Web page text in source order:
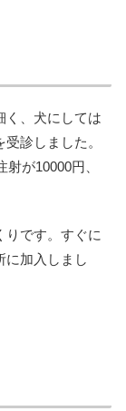
く、犬にしては
診しました。
が10000円、
りです。すぐに
に加入しまし